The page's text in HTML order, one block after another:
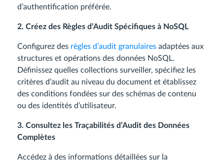
d’authentification préférée.
2. Créez des Règles d’Audit Spécifiques à NoSQL
Configurez des règles d’audit granulaires adaptées aux
structures et opérations des données NoSQL.
Définissez quelles collections surveiller, spécifiez les
critères d’audit au niveau du document et établissez
des conditions fondées sur des schémas de contenu
ou des identités d’utilisateur.
3. Consultez les Traçabilités d’Audit des Données
Complètes
Accédez à des informations détaillées sur la